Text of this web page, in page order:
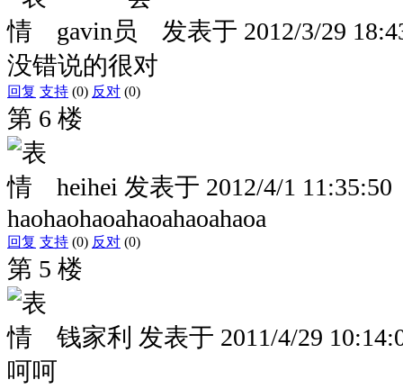
gavin 发表于 2012/3/29
没错说的很对
回复 支持 (0) 反对 (0)
第 6 楼
heihei 发表于 2012/4/1 11:35:50
haohaohaoahaoahaoahaoa
回复 支持 (0) 反对 (0)
第 5 楼
钱家利 发表于 2011/4/29
呵呵